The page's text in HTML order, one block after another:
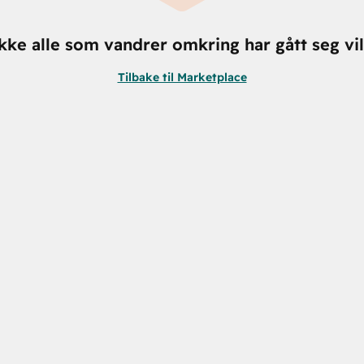
alle som vandrer omkring har gått seg
Tilbake til Marketplace